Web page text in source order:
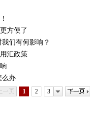
方便了
们有何影响？
汇政策
么办
1 2 3
下一页